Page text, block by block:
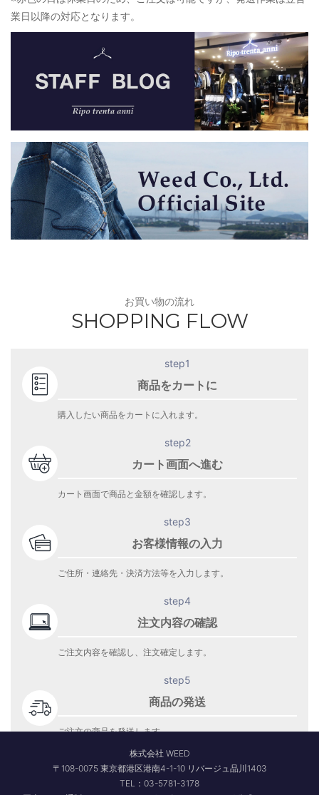
業日以降の対応となります。
お買い物の流れ
SHOPPING FLOW
step1
商品をカートに
購入したい商品をカートに入れます。
step2
カート画面へ進む
カート画面で商品と金額を確認します。
step3
お客様情報の入力
ご住所・連絡先・決済方法等を入力します。
step4
注文内容の確認
ご注文内容を確認し、注文確定します。
step5
商品の発送
ご注文の商品を発送します。
株式会社 WEED
〒108-0075 東京都港区港南4-1-10 リバージュ品川1403
TEL：03-5781-3178